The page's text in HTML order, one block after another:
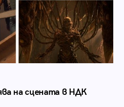
на сцената в НДК